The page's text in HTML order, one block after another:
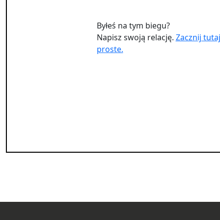
Byłeś na tym biegu?
Napisz swoją relację. Zacznij
proste.